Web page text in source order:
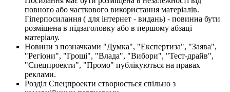
повного або часткового використання матеріалів.
Гіперпосилання ( для інтернет - видань) - повинна бути
розміщена в підзаголовку або в першому абзаці
матеріалу.
Новини з позначками "Думка", "Експертиза", "Заява",
"Регіони", "Гроші", "Влада", "Вибори", "Тест-драйв",
"Спецпроекти", "Промо" публікуються на правах
реклами.
Розділ Спецпроекти створюється спільно з